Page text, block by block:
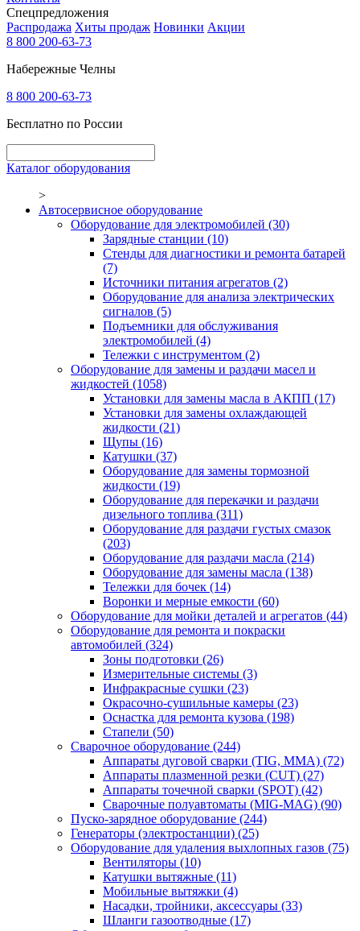
Спецпредложения
Распродажа Хиты продаж Новинки Акции
8 800 200-63-73
Набережные Челны
8 800 200-63-73
Бесплатно по России
Каталог оборудования
>
Автосервисное оборудование
Оборудование для электромобилей (30)
Зарядные станции (10)
Стенды для диагностики и ремонта батарей
(7)
Источники питания агрегатов (2)
Оборудование для анализа электрических
сигналов (5)
Подъемники для обслуживания
электромобилей (4)
Тележки с инструментом (2)
Оборудование для замены и раздачи масел и
жидкостей (1058)
Установки для замены масла в АКПП (17)
Установки для замены охлаждающей
жидкости (21)
Щупы (16)
Катушки (37)
Оборудование для замены тормозной
жидкости (19)
Оборудование для перекачки и раздачи
дизельного топлива (311)
Оборудование для раздачи густых смазок
(203)
Оборудование для раздачи масла (214)
Оборудование для замены масла (138)
Тележки для бочек (14)
Воронки и мерные емкости (60)
Оборудование для мойки деталей и агрегатов (44)
Оборудование для ремонта и покраски
автомобилей (324)
Зоны подготовки (26)
Измерительные системы (3)
Инфракрасные сушки (23)
Окрасочно-сушильные камеры (23)
Оснастка для ремонта кузова (198)
Стапели (50)
Сварочное оборудование (244)
Аппараты дуговой сварки (TIG, MMA) (72)
Аппараты плазменной резки (CUT) (27)
Аппараты точечной сварки (SPOT) (42)
Сварочные полуавтоматы (MIG-MAG) (90)
Пуско-зарядное оборудование (244)
Генераторы (электростанции) (25)
Оборудование для удаления выхлопных газов (75)
Вентиляторы (10)
Катушки вытяжные (11)
Мобильные вытяжки (4)
Насадки, тройники, аксессуары (33)
Шланги газоотводные (17)